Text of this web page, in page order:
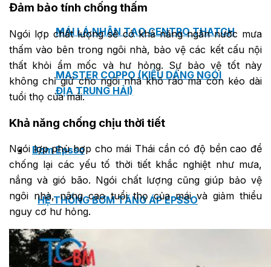
MÁI LÁ NHÂN TẠO CENTRO THATCH
MASTER COPPO (KIỂU DÁNG NGÓI
ĐỊA TRUNG HẢI)
Bơm Epsso
HỆ THỐNG BƠM TĂNG ÁP EPSSO
BƠM TRỤC ĐỨNG ĐƠN TẦNG CÁNH INLINE DP
Đảm bảo tính chống thấm
Ngói lợp chất lượng sẽ có khả năng ngăn nước mưa
thấm vào bên trong ngôi nhà, bảo vệ các kết cấu nội
thất khỏi ẩm mốc và hư hỏng. Sự bảo vệ tốt này
không chỉ giữ cho ngôi nhà khô ráo mà còn kéo dài
tuổi thọ của mái.
Khả năng chống chịu thời tiết
Ngói lợp phù hợp cho mái Thái cần có độ bền cao để
chống lại các yếu tố thời tiết khắc nghiệt như mưa,
nắng và gió bão. Ngói chất lượng cũng giúp bảo vệ
ngôi nhà, nâng cao tuổi thọ của mái và giảm thiểu
nguy cơ hư hỏng.